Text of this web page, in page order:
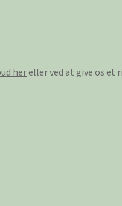
hereller ved at give os et